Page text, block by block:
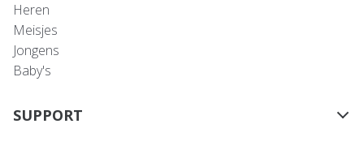
Heren
Meisjes
Jongens
Baby's
SUPPORT